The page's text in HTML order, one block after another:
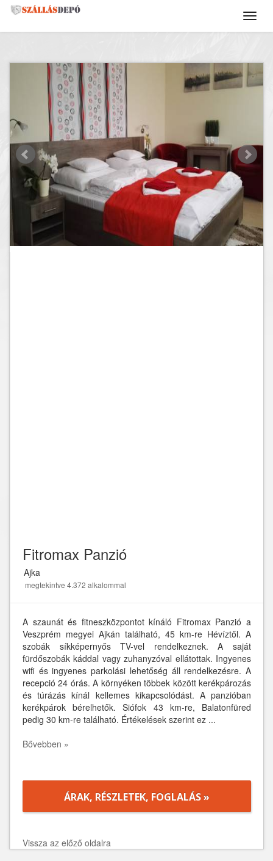
Fitromax Panzió
Ajka
megtekintve 4.372 alkalommal
A szaunát és fitneszközpontot kínáló Fitromax Panzió a
Veszprém megyei Ajkán található, 45 km-re Hévíztől. A
szobák síkképernyős TV-vel rendelkeznek. A saját
fürdőszobák káddal vagy zuhanyzóval ellátottak. Ingyenes
wifi és ingyenes parkolási lehetőség áll rendelkezésre. A
recepció 24 órás. A környéken többek között kerékpározás
és túrázás kínál kellemes kikapcsolódást. A panzióban
kerékpárok bérelhetők. Siófok 43 km-re, Balatonfüred
pedig 30 km-re található. Értékelések szerint ez ...
Bővebben »
ÁRAK, RÉSZLETEK, FOGLALÁS »
Vissza az előző oldalra